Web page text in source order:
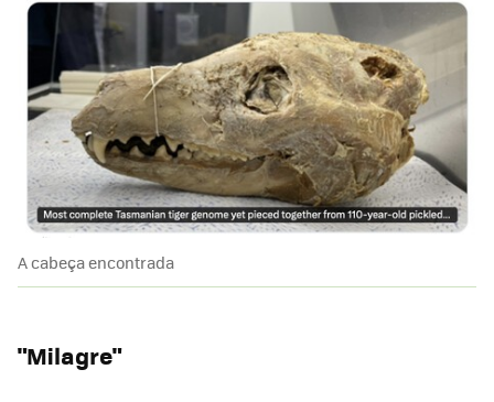
A cabeça encontrada
"Milagre"